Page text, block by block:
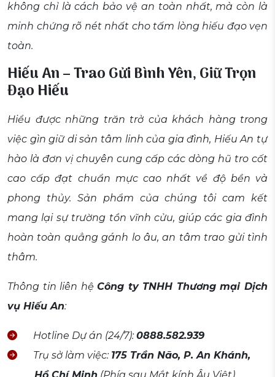
không chỉ là cách bảo vệ an toàn nhất, mà còn là
minh chứng rõ nét nhất cho tấm lòng hiếu đạo vẹn
toàn.
Hiếu An – Trao Gửi Bình Yên, Giữ Trọn
Đạo Hiếu
Hiểu được những trăn trở của khách hàng trong
việc gìn giữ di sản tâm linh của gia đình, Hiếu An tự
hào là đơn vị chuyên cung cấp các dòng hũ tro cốt
cao cấp đạt chuẩn mực cao nhất về độ bền và
phong thủy. Sản phẩm của chúng tôi cam kết
mang lại sự trường tồn vĩnh cửu, giúp các gia đình
hoàn toàn quẳng gánh lo âu, an tâm trao gửi tình
thâm.
Thông tin liên hệCông ty TNHH Thương mại Dịch
vụ Hiếu An:
Hotline Dự án (24/7): 0888.582.939
Trụ sở làm việc: 175 Trần Não, P. An Khánh,